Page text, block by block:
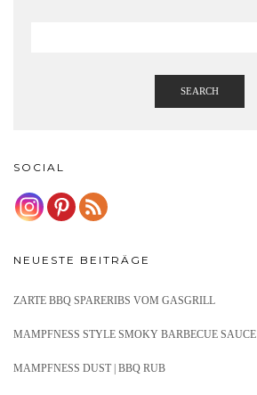
SEARCH
SOCIAL
NEUESTE BEITRÄGE
ZARTE BBQ SPARERIBS VOM GASGRILL
MAMPFNESS STYLE SMOKY BARBECUE SAUCE
MAMPFNESS DUST | BBQ RUB